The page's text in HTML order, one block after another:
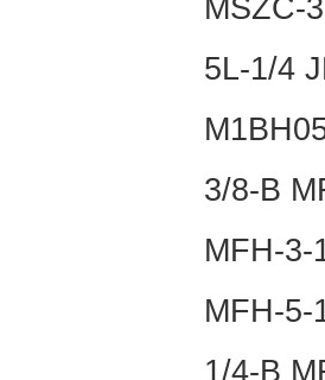
MSZC-
5L-1/4
3/8-B
MFH-3-
MFH-5-
1/4-B